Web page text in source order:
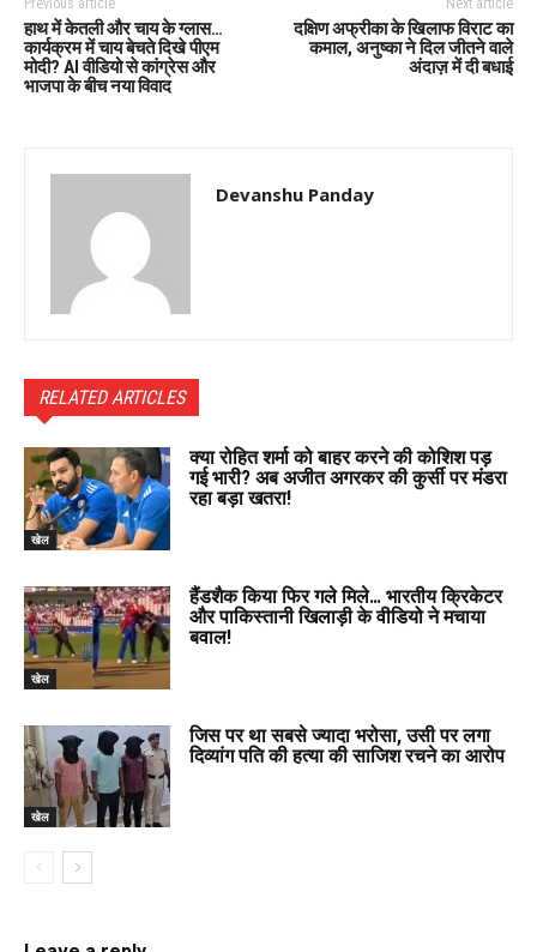
Previous article
हाथ में केतली और चाय के ग्लास…
कार्यक्रम में चाय बेचते दिखे पीएम
मोदी? AI वीडियो से कांग्रेस और
भाजपा के बीच नया विवाद
Next article
दक्षिण अफ्रीका के खिलाफ विराट का
कमाल, अनुष्का ने दिल जीतने वाले
अंदाज़ में दी बधाई
Devanshu Panday
RELATED ARTICLES
खेल
क्या रोहित शर्मा को बाहर करने की कोशिश पड़
गई भारी? अब अजीत अगरकर की कुर्सी पर मंडरा
रहा बड़ा खतरा!
खेल
हैंडशैक किया फिर गले मिले… भारतीय क्रिकेटर
और पाकिस्तानी खिलाड़ी के वीडियो ने मचाया
बवाल!
खेल
जिस पर था सबसे ज्यादा भरोसा, उसी पर लगा
दिव्यांग पति की हत्या की साजिश रचने का आरोप